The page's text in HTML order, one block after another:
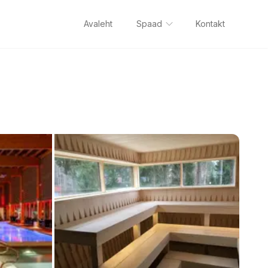
Avaleht Spaad Kontakt